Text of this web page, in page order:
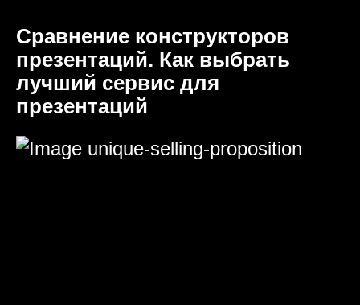
Сравнение конструкторов
презентаций. Как выбрать
лучший сервис для
презентаций